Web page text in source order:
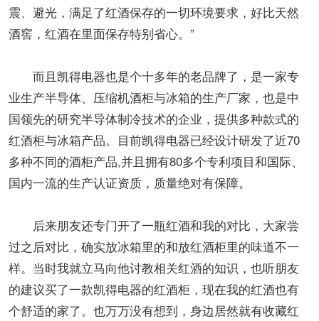
震、避光，满足了红酒保存的一切环境要求，好比天然
酒窖，红酒在里面保存特别省心。”
而且凯得电器也是个十多年的老品牌了，是一家专
业生产半导体、压缩机酒柜与冰箱的生产厂家，也是中
国领先的研究半导体制冷技术的企业，提供多种款式的
红酒柜与冰箱产品。目前凯得电器已经设计研发了近70
多种不同的酒柜产品,并且拥有80多个专利项目和国际、
国内一流的生产认证资质，质量绝对有保障。
后来朋友还专门开了一瓶红酒和我的对比，大家尝
过之后对比，确实放冰箱里的和放红酒柜里的味道不一
样。当时我就立马向他讨教相关红酒的知识，也听朋友
的建议买了一款凯得电器的红酒柜，现在我的红酒也有
个舒适的家了。也万万没有想到，身边居然就有收藏红